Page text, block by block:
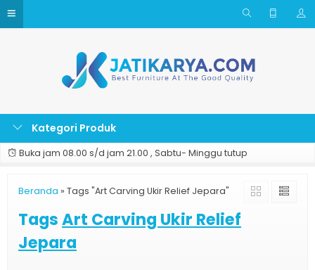
Kategori Produk
Buka jam 08.00 s/d jam 21.00 , Sabtu- Minggu tutup
Beranda » Tags "Art Carving Ukir Relief Jepara"
TagsArt Carving Ukir Relief
Jepara